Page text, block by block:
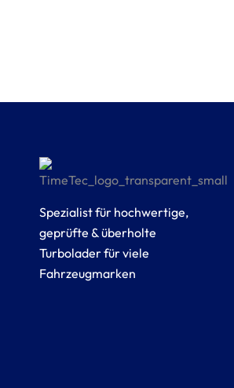
Spezialist für hochwertige,
geprüfte & überholte
Turbolader für viele
Fahrzeugmarken